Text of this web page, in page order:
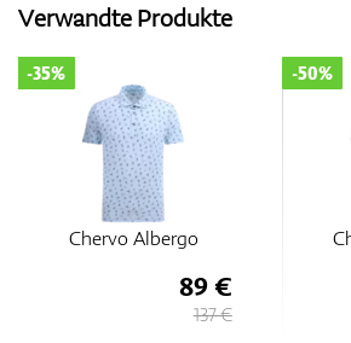
Verwandte Produkte
Chervo Acropoli
-50%
69 €
137 €
-35%